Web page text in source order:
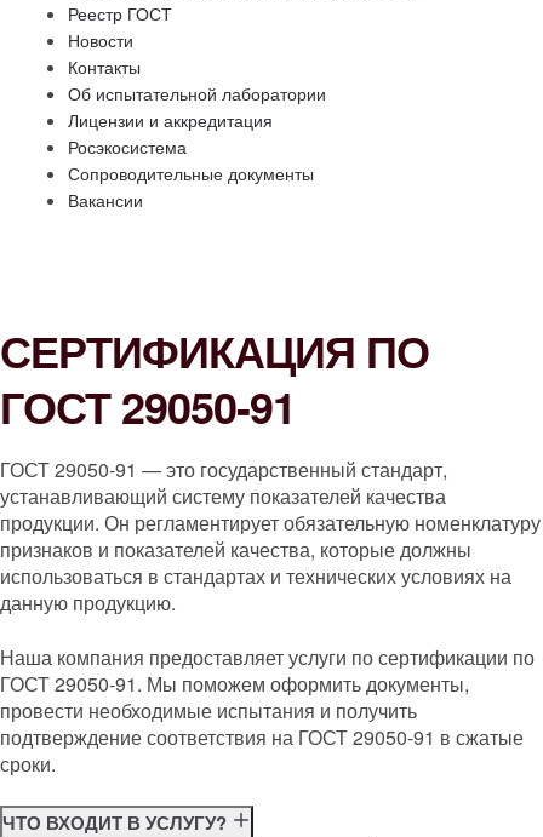
Реестр ГОСТ
Новости
Контакты
Об испытательной лаборатории
Лицензии и аккредитация
Росэкосистема
Сопроводительные документы
Вакансии
СЕРТИФИКАЦИЯ ПО
ГОСТ 29050-91
ГОСТ 29050-91 — это государственный стандарт,
устанавливающий систему показателей качества
продукции. Он регламентирует обязательную номенклатуру
признаков и показателей качества, которые должны
использоваться в стандартах и технических условиях на
данную продукцию.
Наша компания предоставляет услуги по сертификации по
ГОСТ 29050-91. Мы поможем оформить документы,
провести необходимые испытания и получить
подтверждение соответствия на ГОСТ 29050-91 в сжатые
сроки.
ЧТО ВХОДИТ В УСЛУГУ?